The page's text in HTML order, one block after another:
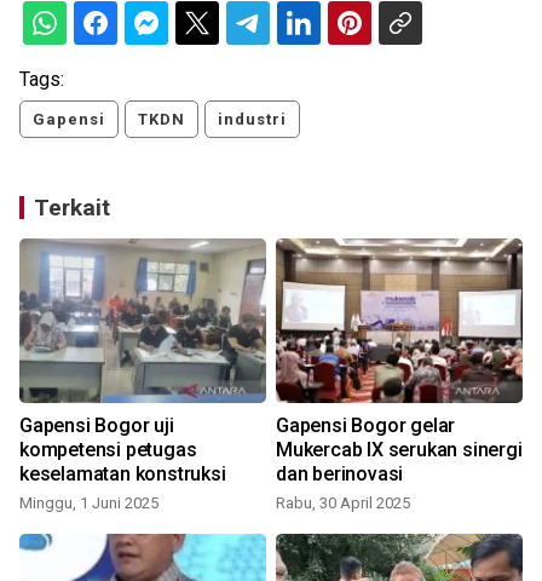
Tags:
Gapensi TKDN industri
Terkait
Gapensi Bogor uji
kompetensi petugas
keselamatan konstruksi
Minggu, 1 Juni 2025
Gapensi Bogor gelar
Mukercab IX serukan sinergi
dan berinovasi
Rabu, 30 April 2025